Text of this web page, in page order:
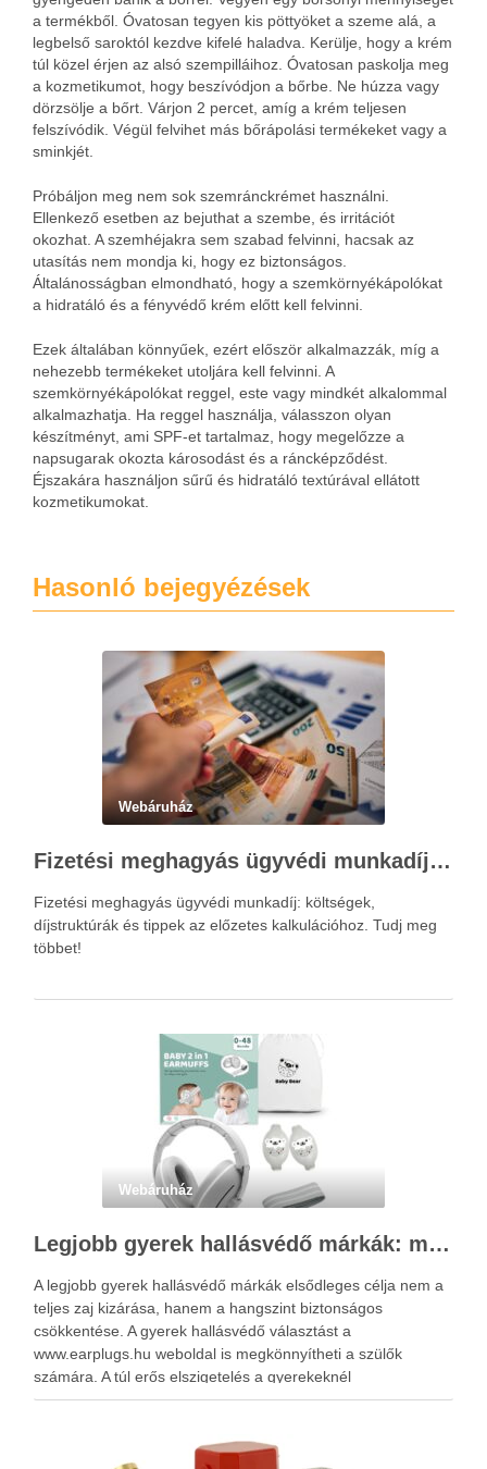
a termékből. Óvatosan tegyen kis pöttyöket a szeme alá, a
legbelső saroktól kezdve kifelé haladva. Kerülje, hogy a krém
túl közel érjen az alsó szempilláihoz. Óvatosan paskolja meg
a kozmetikumot, hogy beszívódjon a bőrbe. Ne húzza vagy
dörzsölje a bőrt. Várjon 2 percet, amíg a krém teljesen
felszívódik. Végül felvihet más bőrápolási termékeket vagy a
sminkjét.
Próbáljon meg nem sok szemránckrémet használni.
Ellenkező esetben az bejuthat a szembe, és irritációt
okozhat. A szemhéjakra sem szabad felvinni, hacsak az
utasítás nem mondja ki, hogy ez biztonságos.
Általánosságban elmondható, hogy a szemkörnyékápolókat
a hidratáló és a fényvédő krém előtt kell felvinni.
Ezek általában könnyűek, ezért először alkalmazzák, míg a
nehezebb termékeket utoljára kell felvinni. A
szemkörnyékápolókat reggel, este vagy mindkét alkalommal
alkalmazhatja. Ha reggel használja, válasszon olyan
készítményt, ami SPF-et tartalmaz, hogy megelőzze a
napsugarak okozta károsodást és a ráncképződést.
Éjszakára használjon sűrű és hidratáló textúrával ellátott
kozmetikumokat.
Hasonló bejegyézések
Webáruház
Fizetési meghagyás ügyvédi munkadíja: teljes költségvetési útmutató
Fizetési meghagyás ügyvédi munkadíj: költségek,
díjstruktúrák és tippek az előzetes kalkulációhoz. Tudj meg
többet!
Webáruház
Legjobb gyerek hallásvédő márkák: mire figyeljenek a szülők választáskor?
A legjobb gyerek hallásvédő márkák elsődleges célja nem a
teljes zaj kizárása, hanem a hangszint biztonságos
csökkentése. A gyerek hallásvédő választást a
www.earplugs.hu weboldal is megkönnyítheti a szülők
számára. A túl erős elszigetelés a gyerekeknél
kényelmetlenséget, félelmet vagy dezorientáltságot is